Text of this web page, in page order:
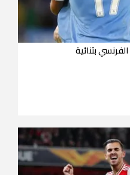
بثنائية